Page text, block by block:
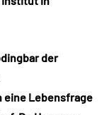
der
eine Lebensfrage